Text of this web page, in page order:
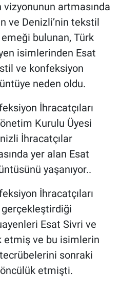
artmasında
ve Denizli’nin tekstil
bulunan, Türk
isimlerinden Esat
ve konfeksiyon
neden oldu.
İhracatçıları
Kurulu Üyesi
İhracatçılar
yer alan Esat
yaşanıyor..
İhracatçıları
Esat Sivri ve
etmiş ve bu isimlerin
sonraki
etmişti.